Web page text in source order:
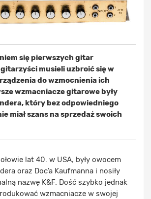
się pierwszych gitar
musieli uzbroić się w
do wzmocnienia ich
wzmacniacze gitarowe były
który bez odpowiedniego
miał szans na sprzedaż swoich
lat 40. w USA, były owocem
oraz Doc’a Kaufmanna i nosiły
nazwę K&F. Dość szybko jednak
wzmacniacze w swojej